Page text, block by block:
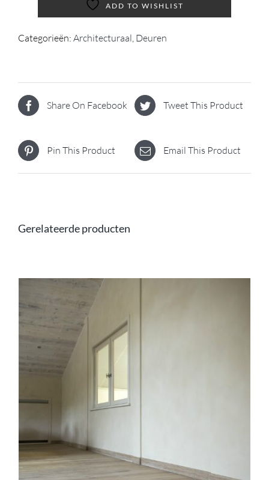
ADD TO WISHLIST
Categorieën: Architecturaal Deuren
Share On Facebook Tweet This Product
Pin This Product Email This Product
Gerelateerde producten